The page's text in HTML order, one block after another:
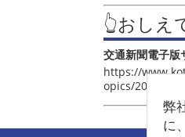
弊
に
👆おし
交通新聞電子版
https://
opics/2021/